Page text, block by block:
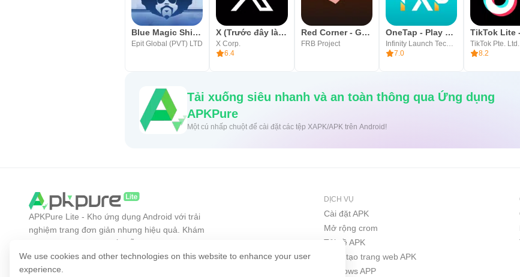
Blue Magic Shishabar
Epit Global (PVT) LTD
X (Trước đây là Twitter)
X Corp.
6.4
Red Corner - Game Space
FRB Project
OneTap - Play Cloud Games
Infinity Launch Technology Limited
7.0
TikTok Pte. Ltd.
8.2
Tải xuống siêu nhanh và an toàn thông qua Ứng dụng
APKPure
Một cú nhấp chuột để cài đặt các tệp XAPK/APK trên Android!
We use cookies and other technologies on this website to enhance your user
experience.
APKPure Lite - Kho ứng dụng Android với trải
nghiệm trang đơn giản nhưng hiệu quả. Khám
phá ứng dụng bạn muốn dễ dàng hơn, nhanh hơn
và an toàn hơn.
DỊCH VỤ
Cài đặt APK
Mở rộng crom
Tải về APK
Trình tạo trang web APK
Windows APP